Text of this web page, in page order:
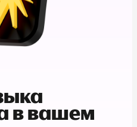
в вашем